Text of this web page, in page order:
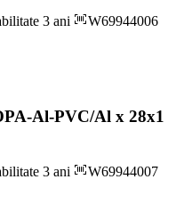
3 ani
W69944006
Al-PVC/Al x 28x1
3 ani
W69944007